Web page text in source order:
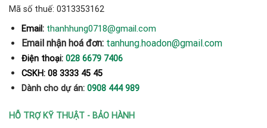
Mã số thuế: 0313353162
Email: thanhhung0718@gmail.com
Email nhận hoá đơn: tanhung.hoadon@gmail.com
Điện thoại: 028 6679 7406
CSKH: 08 3333 45 45
Dành cho dự án: 0908 444 989
HỖ TRỢ KỸ THUẬT - BẢO HÀNH